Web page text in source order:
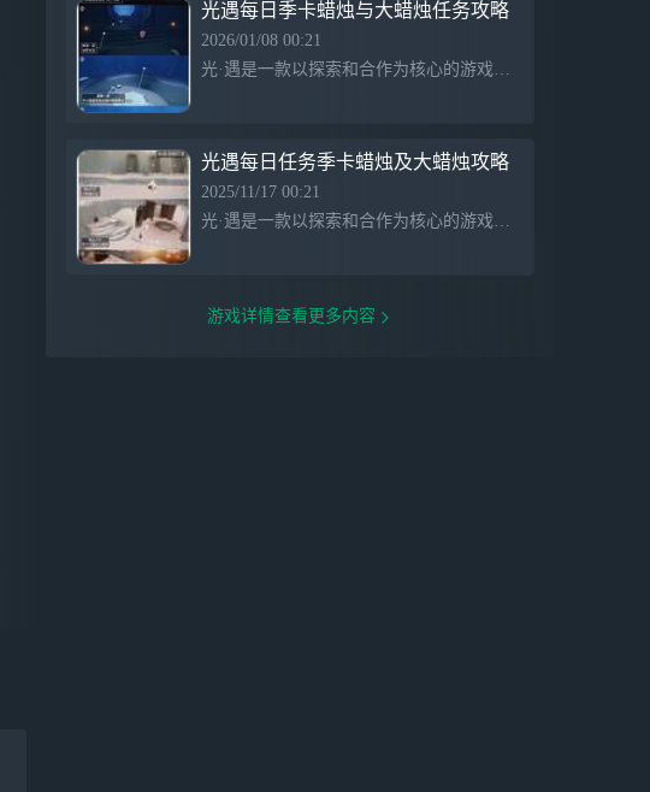
光遇每日季卡蜡烛与大蜡烛任务攻略
2026/01/08 00:21
光·遇是一款以探索和合作为核心的游戏，玩家通过完成每日任务和季卡奖励获取蜡烛和代币，体验丰富的冒险乐趣。
光遇每日任务季卡蜡烛及大蜡烛攻略
2025/11/17 00:21
光·遇是一款以探索和合作为核心的游戏，玩家通过收集蜡烛完成每日任务和季卡奖励，体验奇幻世界的冒险与社交乐趣。
游戏详情查看更多内容